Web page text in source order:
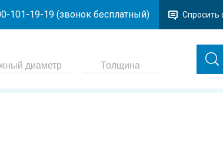
101-19-19 (звонок бесплатный) Спросить